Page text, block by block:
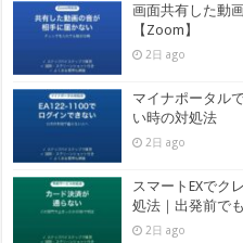
画面共有した動
【Zoom】
2日 ago
マイナポータル
い時の対処法
2日 ago
スマートEXでク
処法｜出発前で
2日 ago